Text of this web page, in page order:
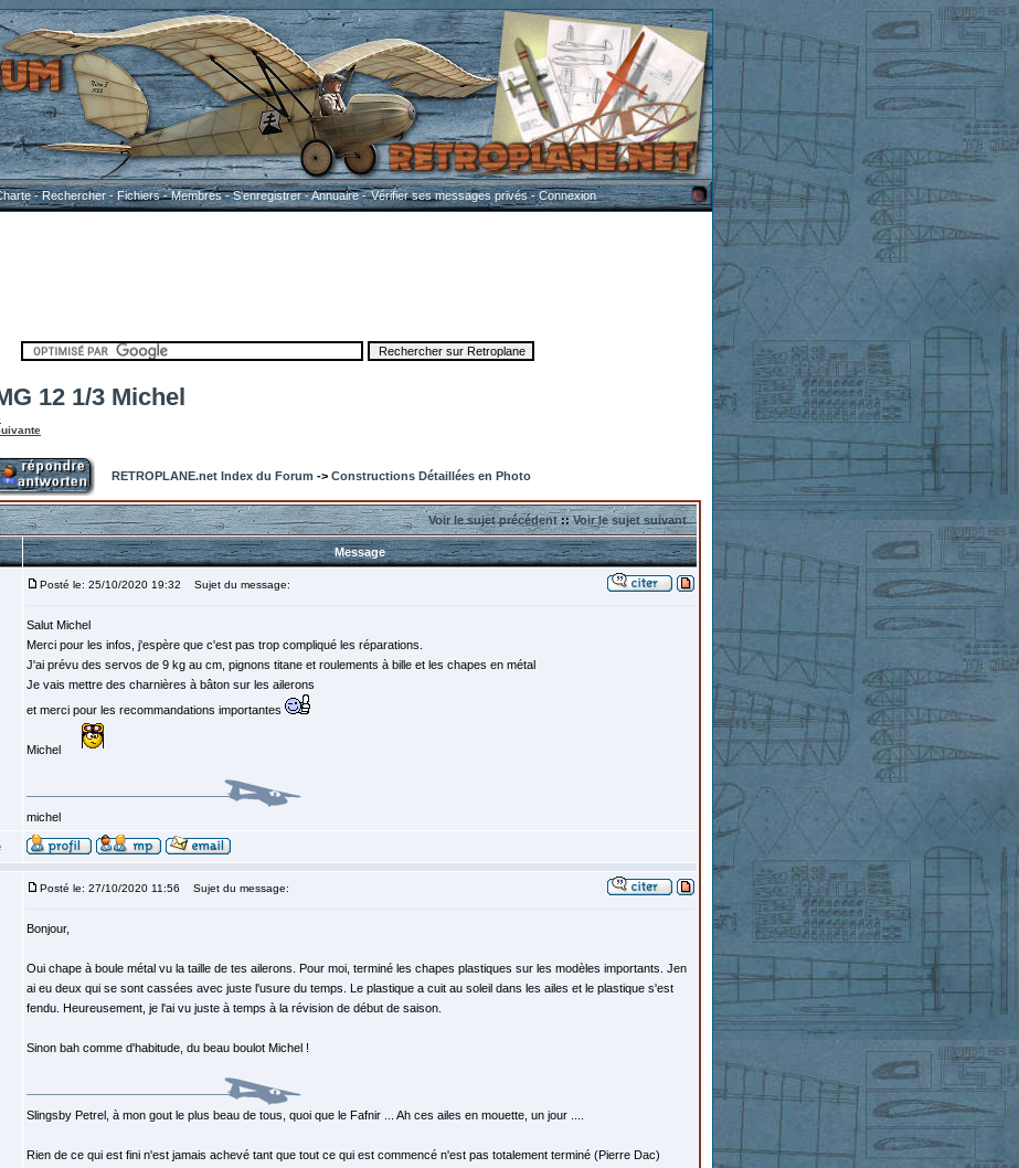
-Rechercher-Fichiers-Membres-S'enregistrer-Annuaire-Vérifier ses messages privés-Connexion
12 1/3 Michel
RETROPLANE.net Index du Forum -> Constructions Détaillées en Photo
Voir le sujet précédent::Voir le sujet suivant
Message
Posté le: 25/10/2020 19:32 Sujet du message:
Salut Michel
Merci pour les infos, j'espère que c'est pas trop compliqué les réparations.
J'ai prévu des servos de 9 kg au cm, pignons titane et roulements à bille et les chapes en métal
Je vais mettre des charnières à bâton sur les ailerons
et merci pour les recommandations importantes
Michel
michel
Posté le: 27/10/2020 11:56 Sujet du message:
Bonjour,
Oui chape à boule métal vu la taille de tes ailerons. Pour moi, terminé les chapes plastiques sur les modèles importants. Jen
ai eu deux qui se sont cassées avec juste l'usure du temps. Le plastique a cuit au soleil dans les ailes et le plastique s'est
fendu. Heureusement, je l'ai vu juste à temps à la révision de début de saison.
Sinon bah comme d'habitude, du beau boulot Michel !
Slingsby Petrel, à mon gout le plus beau de tous, quoi que le Fafnir ... Ah ces ailes en mouette, un jour ....
Rien de ce qui est fini n'est jamais achevé tant que tout ce qui est commencé n'est pas totalement terminé (Pierre Dac)